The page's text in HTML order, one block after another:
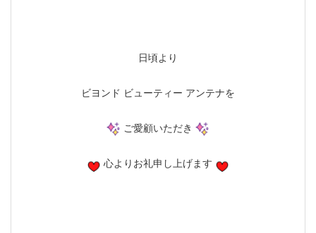
日頃より
ビヨンド ビューティー アンテナを
ご愛顧いただき
心よりお礼申し上げます